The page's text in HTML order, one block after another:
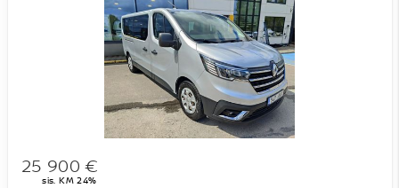
25 900 €
sis. KM 24%